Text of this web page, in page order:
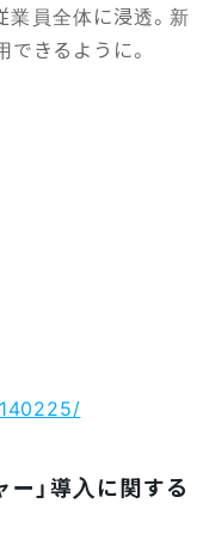
業員全体に浸透。新
きるように。
」導入に関する